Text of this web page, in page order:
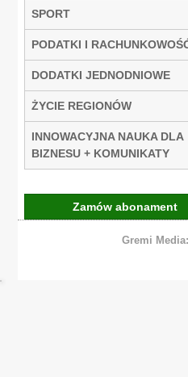
SPORT
PODATKI I
DODATKI JEDNODNIOWE
ŻYCIE REGIONÓW
INNOWACYJNA NAUKA DLA
BIZNESU + KOMUNIKATY
Zamów abonament
Gremi Media: